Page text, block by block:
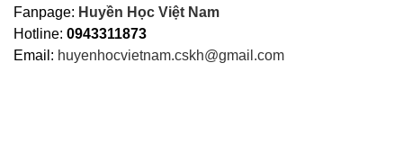
Fanpage: Huyền Học Việt Nam
Hotline: 0943311873
Email: huyenhocvietnam.cskh@gmail.com